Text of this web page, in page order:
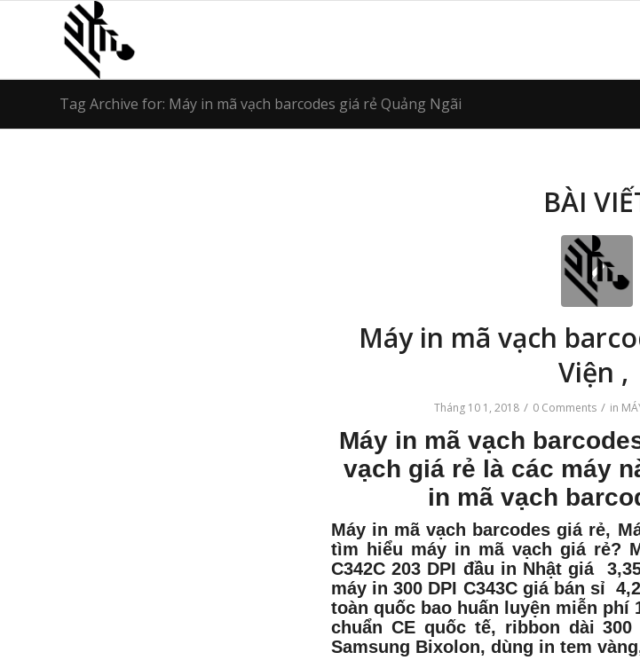
Tag Archive for: Máy in mã vạch barcodes giá rẻ Quảng Ngãi
BÀI
Máy in mã vạch
Viện ,
Tháng 10 1, 2018 / 0 Comments / in
Máy in mã vạch
vạch giá rẻ là các máy
in mã vạch
Máy in mã vạch barcodes giá rẻ,
tìm hiểu máy in mã vạch giá rẻ?
C342C 203 DPI đầu in Nhật giá
máy in 300 DPI C343C giá bán sỉ
toàn quốc bao huấn luyện miễn phí
chuẩn CE quốc tế, ribbon dài
Samsung Bixolon, dùng in tem